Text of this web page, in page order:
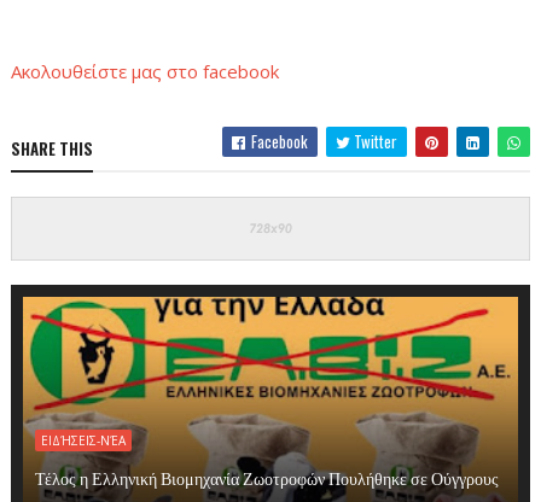
Ακολουθείστε μας στο facebook
SHARE THIS Facebook Twitter
ΕΙΔΉΣΕΙΣ-ΝΈΑ
Τέλος η Ελληνική Βιομηχανία Ζωοτροφών Πουλήθηκε σε Ούγγρους